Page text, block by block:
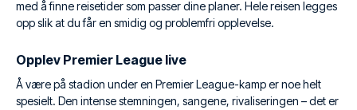
med å finne reisetider som passer dine planer. Hele reisen legges
opp slik at du får en smidig og problemfri opplevelse.
Opplev Premier League live
Å være på stadion under en Premier League-kamp er noe helt
spesielt. Den intense stemningen, sangene, rivaliseringen – det er